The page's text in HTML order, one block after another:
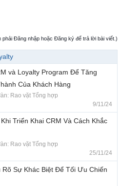
phải Đăng nhập hoặc Đăng ký để trả lời bài viết.)
và Loyalty Program Để Tăng
Của Khách Hàng
Rao vặt Tổng hợp
9/11/24
Triển Khai CRM Và Cách Khắc
Rao vặt Tổng hợp
25/11/24
Rõ Sự Khác Biệt Để Tối Ưu Chiến